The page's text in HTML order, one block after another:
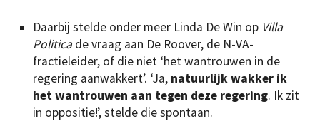
Daarbij stelde onder meer Linda De Win op Villa
Politica de vraag aan De Roover, de N-VA-
fractieleider, of die niet ‘het wantrouwen in de
regering aanwakkert’. ‘Ja, natuurlijk wakker ik
het wantrouwen aan tegen deze regering. Ik zit
in oppositie!’, stelde die spontaan.